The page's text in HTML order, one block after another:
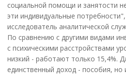
социальной помощи и занятости
эти индивидуальные
исследователь аналитической
По сравнению с другими видами
с психическими расстройствами
низкий - работают только 15,4%.
единственный доход - пособия,